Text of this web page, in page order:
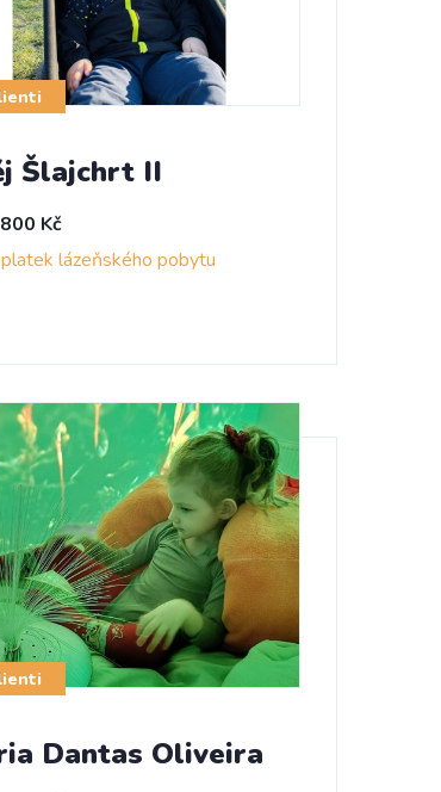
Šlajchrt II
Kč
lázeňského pobytu
Dantas Oliveira